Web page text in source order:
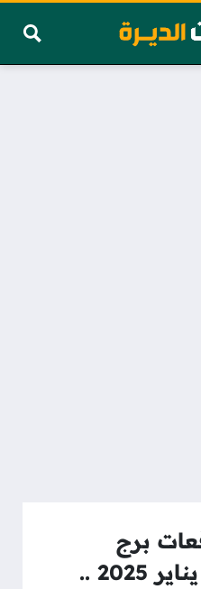
برج
السرطان ليوم 5 يناير 2025 ..